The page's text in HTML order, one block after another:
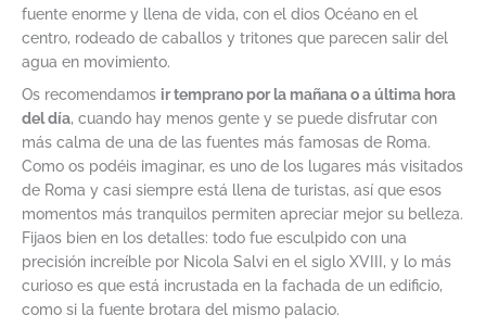
fuente enorme y llena de vida, con el dios Océano en el
centro, rodeado de caballos y tritones que parecen salir del
agua en movimiento.
Os recomendamos ir temprano por la mañana o a última hora
del día, cuando hay menos gente y se puede disfrutar con
más calma de una de las fuentes más famosas de Roma.
Como os podéis imaginar, es uno de los lugares más visitados
de Roma y casi siempre está llena de turistas, así que esos
momentos más tranquilos permiten apreciar mejor su belleza.
Fijaos bien en los detalles: todo fue esculpido con una
precisión increíble por Nicola Salvi en el siglo XVIII, y lo más
curioso es que está incrustada en la fachada de un edificio,
como si la fuente brotara del mismo palacio.